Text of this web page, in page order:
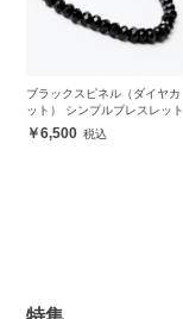
ブラックスピネル（ダイヤカ
ット） シンプルブレスレット
6,500